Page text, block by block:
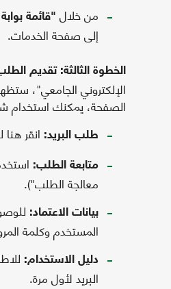
من خلال "قائمة
إلى صفحة الخدمات.
الخطوة الثالثة: تقديم
الإلكتروني الجامعي"،
الصفحة، يمكنك استخدام
طلب البريد: انقر
متابعة الطلب:
معالجة الطلب").
بيانات الاعتماد:
المستخدم وكلمة
دليل الاستخدام:
البريد لأول مرة.